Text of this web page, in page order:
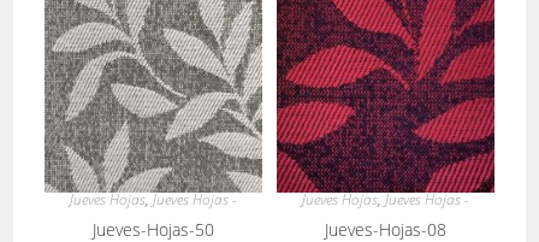
Jueves Hojas,Jueves Hojas -
Jueves-Hojas-50
Jueves Hojas,Jueves Hojas -
Jueves-Hojas-08